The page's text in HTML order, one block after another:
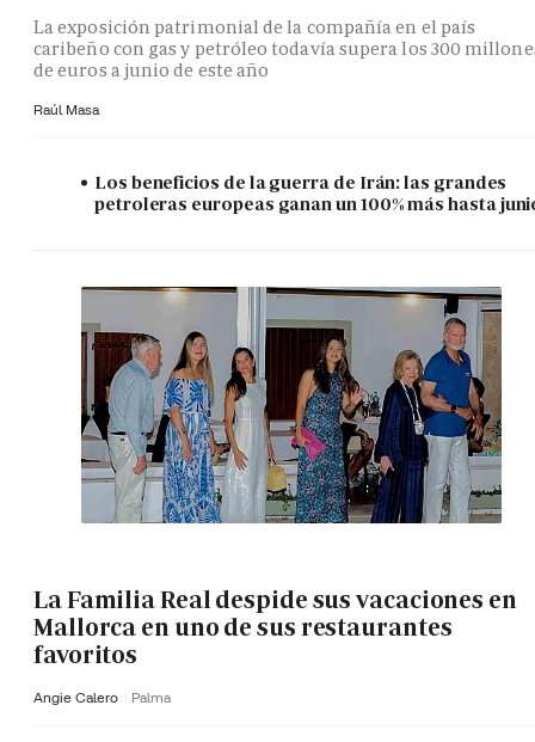
La exposición patrimonial de la compañía en el país
caribeño con gas y petróleo todavía supera los 300
de euros a junio de este año
Raúl Masa
Los beneficios de la guerra de Irán: las grandes
petroleras europeas ganan un 100% más hasta
La Familia Real despide sus vacaciones en
Mallorca en uno de sus restaurantes
favoritos
Angie Calero Palma